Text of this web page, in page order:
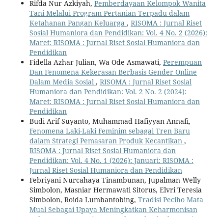
Rifda Nur Azkiyah, Pemberdayaan Kelompok Wanita
Tani Melalui Program Pertanian Terpadu dalam
Ketahanan Pangan Keluarga , RISOMA : Jurnal Riset
Sosial Humaniora dan Pendidikan: Vol. 4 No. 2 (2026):
Maret: RISOMA : Jurnal Riset Sosial Humaniora dan
Pendidikan
Fidella Azhar Julian, Wa Ode Asmawati, Perempuan
Dan Fenomena Kekerasan Berbasis Gender Online
Dalam Media Sosial , RISOMA : Jurnal Riset Sosial
Humaniora dan Pendidikan: Vol. 2 No. 2 (2024):
Maret: RISOMA : Jurnal Riset Sosial Humaniora dan
Pendidikan
Budi Arif Suyanto, Muhammad Hafiyyan Annafi,
Fenomena Laki-Laki Feminim sebagai Tren Baru
dalam Strategi Pemasaran Produk Kecantikan ,
RISOMA : Jurnal Riset Sosial Humaniora dan
Pendidikan: Vol. 4 No. 1 (2026): Januari: RISOMA :
Jurnal Riset Sosial Humaniora dan Pendidikan
Febriyani Nurcahaya Tinambunan, Jupalman Welly
Simbolon, Masniar Hermawati Sitorus, Elvri Teresia
Simbolon, Roida Lumbantobing, Tradisi Peciho Mata
Mual Sebagai Upaya Meningkatkan Keharmonisan